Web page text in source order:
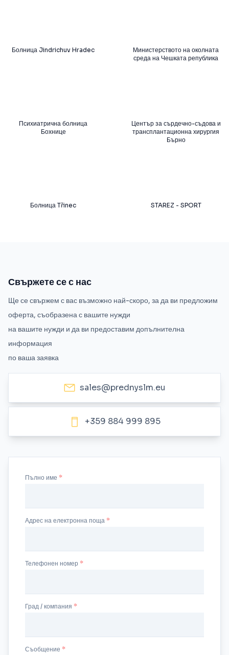
Болница Jindrichuv Hradec
Министерството на околната
среда на Чешката република
Психиатрична болница
Бохнице
Център за сърдечно-съдова и
трансплантационна хирургия
Бърно
Болница Třinec STAREZ - SPORT
Свържете се с нас
Ще се свържем с вас възможно най-скоро, за да ви предложим
оферта, съобразена с вашите нужди
на вашите нужди и да ви предоставим допълнителна
информация
по ваша заявка
sales@prednyslm.eu
+359 884 999 895
Съобщение
Пълно име
Адрес на електронна поща
Телефонен номер
Град / компания